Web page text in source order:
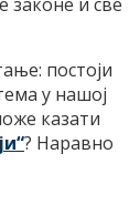
постоји
у нашој
казати
? Наравно